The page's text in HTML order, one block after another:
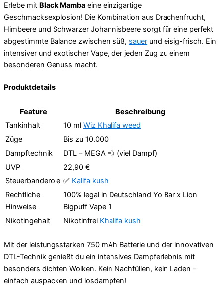
Erlebe mit Black Mamba eine einzigartige
Geschmacksexplosion! Die Kombination aus Drachenfrucht,
Himbeere und Schwarzer Johannisbeere sorgt für eine perfekt
abgestimmte Balance zwischen süß, sauer und eisig-frisch. Ein
intensiver und exotischer Vape, der jeden Zug zu einem
besonderen Genuss macht.
Produktdetails
Feature
Beschreibung
Tankinhalt
10 ml Wiz Khalifa weed
Züge
Bis zu 10.000
Dampftechnik
DTL – MEGA 💨 (viel Dampf)
UVP
22,90 €
Steuerbanderole ✅ Kalifa kush
Rechtliche
Hinweise
100% legal in Deutschland Yo Bar x Lion
Bigpuff Vape 1
Nikotingehalt
Nikotinfrei Khalifa kush
Mit der leistungsstarken 750 mAh Batterie und der innovativen
DTL-Technik genießt du ein intensives Dampferlebnis mit
besonders dichten Wolken. Kein Nachfüllen, kein Laden –
einfach auspacken und losdampfen!